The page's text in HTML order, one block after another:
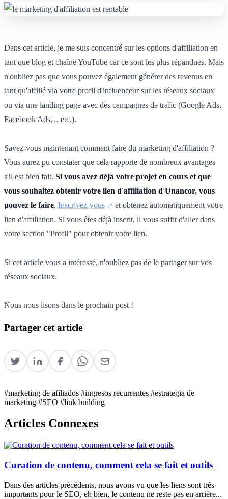
Dans cet article, je me suis concentré sur les options d'affiliation en
tant que blog et chaîne YouTube car ce sont les plus répandues. Mais
n'oubliez pas que vous pouvez également générer des revenus en
tant qu'affilié via votre profil d'influenceur sur les réseaux sociaux
ou via une landing page avec des campagnes de trafic (Google Ads,
Facebook Ads… etc.).
Savez-vous maintenant comment faire du marketing d'affiliation ?
Vous aurez pu constater que cela rapporte de nombreux avantages
s'il est bien fait. Si vous avez déjà votre projet en cours et que
vous souhaitez obtenir votre lien d'affiliation d'Unancor, vous
pouvez le faire. Inscrivez-vous
et obtenez automatiquement votre
lien d'affiliation. Si vous êtes déjà inscrit, il vous suffit d'aller dans
votre section "Profil" pour obtenir votre lien.
Si cet article vous a intéressé, n'oubliez pas de le partager sur vos
réseaux sociaux.
Nous nous lisons dans le prochain post !
Partager cet article
#marketing de afiliados #ingresos recurrentes #estrategia de
marketing #SEO #link building
Articles Connexes
Curation de contenu, comment cela se fait et outils
Dans des articles précédents, nous avons vu que les liens sont très
importants pour le SEO, eh bien, le contenu ne reste pas en arrière...